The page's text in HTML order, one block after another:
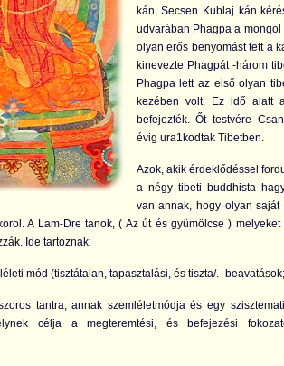
kán, Secsen Kublaj kán
udvarában Phagpa a mongol
olyan erős benyomást tett a
kinevezte Phagpát -három
Phagpa lett az első olyan
kezében volt. Ez idő alatt
befejezték. Őt testvére
évig ura1kodtak Tibetben.
Azok, akik érdeklődéssel
a négy tibeti buddhista
van annak, hogy olyan saját
A Lam-Dre tanok, ( Az út és gyümölcse )
Ide tartoznak:
mód (tisztátalan, tapasztalási, és tiszta/.- beavatások;
tantra, annak szemléletmódja és egy
célja a megteremtési, és befejezési